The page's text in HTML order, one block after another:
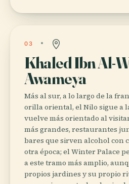
03
Khaled Ibn Al-
Awameya
Más al sur, a lo largo de la
orilla oriental, el Nilo sigue a
vuelve más orientado al
más grandes, restaurantes
bares que sirven alcohol con
otra época; el Winter Palace
a este tramo más amplio,
propios jardines y su propio